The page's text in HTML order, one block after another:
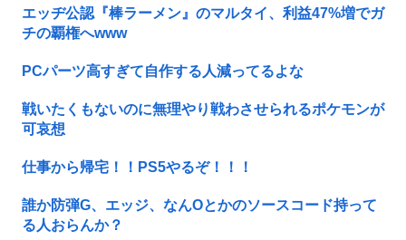
エッヂ公認『棒ラーメン』のマルタイ、利益47%増でガ
チの覇権へwww
PCパーツ高すぎて自作する人減ってるよな
戦いたくもないのに無理やり戦わさせられるポケモンが
可哀想
仕事から帰宅！！PS5やるぞ！！！
誰か防弾G、エッジ、なんOとかのソースコード持って
る人おらんか？